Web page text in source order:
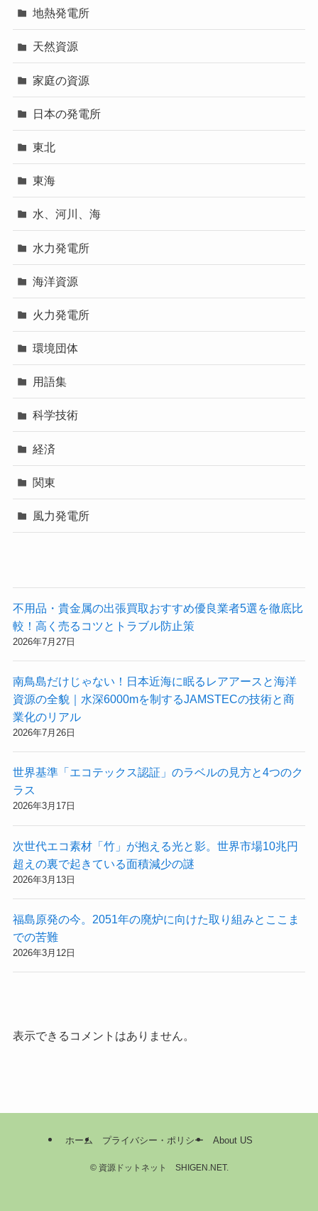
地熱発電所
天然資源
家庭の資源
日本の発電所
東北
東海
水、河川、海
水力発電所
海洋資源
火力発電所
環境団体
用語集
科学技術
経済
関東
風力発電所
不用品・貴金属の出張買取おすすめ優良業者5選を徹底比
較！高く売るコツとトラブル防止策
2026年7月27日
南鳥島だけじゃない！日本近海に眠るレアアースと海洋
資源の全貌｜水深6000mを制するJAMSTECの技術と商
業化のリアル
2026年7月26日
世界基準「エコテックス認証」のラベルの見方と4つのク
ラス
2026年3月17日
次世代エコ素材「竹」が抱える光と影。世界市場10兆円
超えの裏で起きている面積減少の謎
2026年3月13日
福島原発の今。2051年の廃炉に向けた取り組みとここま
での苦難
2026年3月12日
表示できるコメントはありません。
ホーム プライバシー・ポリシー About US
©資源ドットネット SHIGEN.NET.